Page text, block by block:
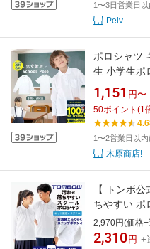
1〜3日営業日
Peiv
ポロシャツ
生 小学生ポ
女の子 スク
ッズ 通販
校
1,151 円〜
50ポイント (1
1〜2営業日以
木原商店!
【 トンボ
ちやすい ポ
子 女子 トン
TOMBOW
2,970円(価格
2,310 円 +